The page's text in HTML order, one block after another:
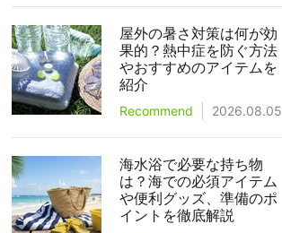
屋外の暑さ対策は何が効
果的？熱中症を防ぐ方法
やおすすめのアイテムを
紹介
Recommend 2026.08.05
海水浴で必要な持ち物
は？海での必須アイテム
や便利グッズ、準備のポ
イントを徹底解説